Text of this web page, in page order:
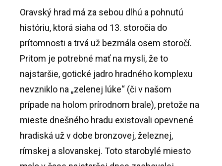
Oravský hrad má za sebou dlhú a pohnutú
históriu, ktorá siaha od 13. storočia do
prítomnosti a trvá už bezmála osem storočí.
Pritom je potrebné mať na mysli, že to
najstaršie, gotické jadro hradného komplexu
nevzniklo na „zelenej lúke“ (či v našom
prípade na holom prírodnom brale), pretože na
mieste dnešného hradu existovali opevnené
hradiská už v dobe bronzovej, železnej,
rímskej a slovanskej. Toto starobylé miesto